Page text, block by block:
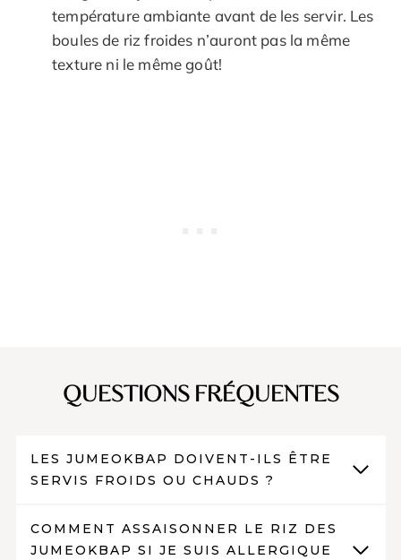
température ambiante avant de les servir. Les
boules de riz froides n’auront pas la même
texture ni le même goût!
QUESTIONS FRÉQUENTES
LES JUMEOKBAP DOIVENT-ILS ÊTRE
SERVIS FROIDS OU CHAUDS ?
COMMENT ASSAISONNER LE RIZ DES
JUMEOKBAP SI JE SUIS ALLERGIQUE